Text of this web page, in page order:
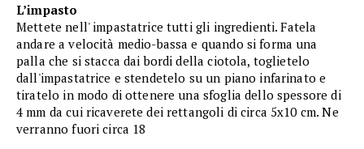
L’impasto
Mettete nell' impastatrice tutti gli ingredienti. Fatela
andare a velocità medio-bassa e quando si forma una
palla che si stacca dai bordi della ciotola, toglietelo
dall'impastatrice e stendetelo su un piano infarinato e
tiratelo in modo di ottenere una sfoglia dello spessore di
4 mm da cui ricaverete dei rettangoli di circa 5x10 cm. Ne
verranno fuori circa 18